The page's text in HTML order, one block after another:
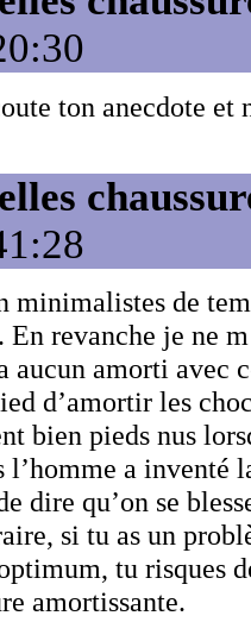
ton anecdote et
minimalistes de
revanche je ne
aucun amorti avec
d’amortir les
bien pieds nus
l’homme a inventé
dire qu’on se
si tu as un
tu risques
amortissante.